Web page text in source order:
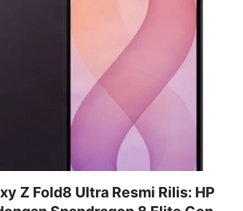
Z Fold8 Ultra Resmi Rilis: HP